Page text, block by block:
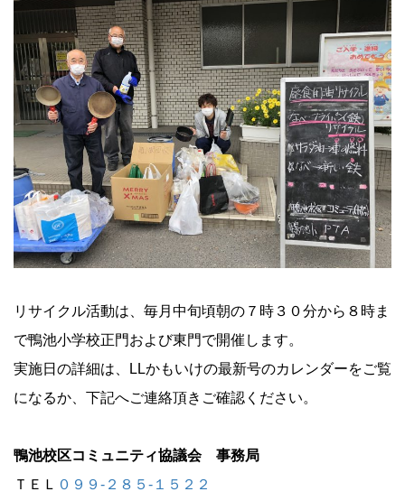
リサイクル活動は、毎月中旬頃朝の７時３０分から８時ま
で鴨池小学校正門および東門で開催します。
実施日の詳細は、LLかもいけの最新号のカレンダーをご覧
になるか、下記へご連絡頂きご確認ください。
鴨池校区コミュニティ協議会 事務局
ＴＥＬ ０９９-２８５-１５２２